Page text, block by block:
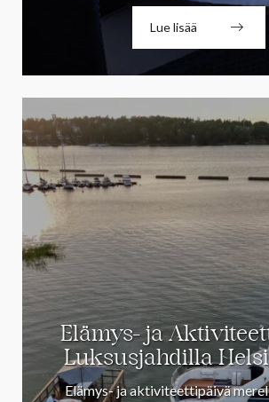
Lue lisää
Elämys- ja
Luksusjahdilla
Elämys- ja aktiviteettipäivä